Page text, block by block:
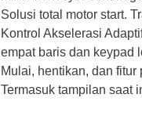
Solusi total motor start.
Kontrol Akselerasi
empat baris dan keypad
Mulai, hentikan, dan
Termasuk tampilan saat